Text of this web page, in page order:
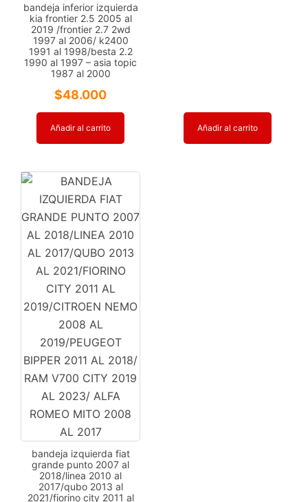
bandeja inferior izquierda
kia frontier 2.5 2005 al
2019 /frontier 2.7 2wd
1997 al 2006/ k2400
1991 al 1998/besta 2.2
1990 al 1997 – asia topic
1987 al 2000
$48.000
Añadir al carrito Añadir al carrito
bandeja izquierda fiat
grande punto 2007 al
2018/linea 2010 al
2017/qubo 2013 al
2021/fiorino city 2011 al